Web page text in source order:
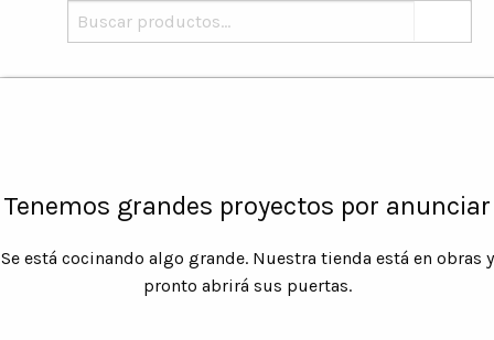
Tenemos grandes proyectos por anunciar
Se está cocinando algo grande. Nuestra tienda está en obras y
pronto abrirá sus puertas.